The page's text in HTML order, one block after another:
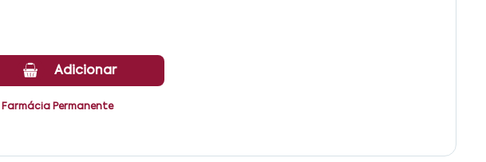
Adicionar
Farmácia Permanente